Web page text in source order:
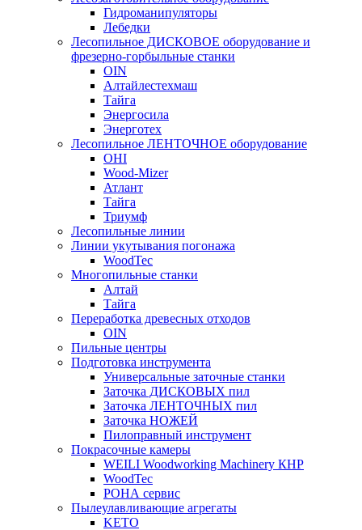
Гидроманипуляторы
Лебедки
Лесопильное ДИСКОВОЕ оборудование и
фрезерно-горбыльные станки
OIN
Алтайлестехмаш
Тайга
Энергосила
Энерготех
Лесопильное ЛЕНТОЧНОЕ оборудование
OHI
Wood-Mizer
Атлант
Тайга
Триумф
Лесопильные линии
Линии укутывания погонажа
WoodTec
Многопильные станки
Алтай
Тайга
Переработка древесных отходов
OIN
Пильные центры
Подготовка инструмента
Универсальные заточные станки
Заточка ДИСКОВЫХ пил
Заточка ЛЕНТОЧНЫХ пил
Заточка НОЖЕЙ
Пилоправный инструмент
Покрасочные камеры
WEILI Woodworking Machinery КНР
WoodTec
РОНА сервис
Пылеулавливающие агрегаты
KETO